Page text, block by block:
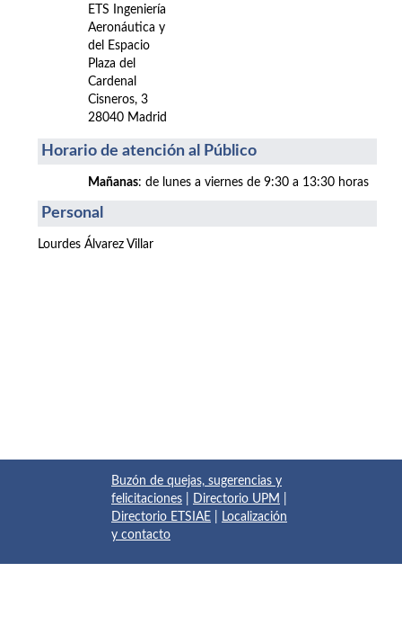
ETS Ingeniería
Aeronáutica y
del Espacio
Plaza del
Cardenal
Cisneros, 3
28040 Madrid
Horario de atención al Público
Mañanas: de lunes a viernes de 9:30 a 13:30 horas
Personal
Lourdes Álvarez Villar
Buzón de quejas, sugerencias y
felicitaciones
Directorio UPM
Directorio ETSIAE
Localización
y contacto